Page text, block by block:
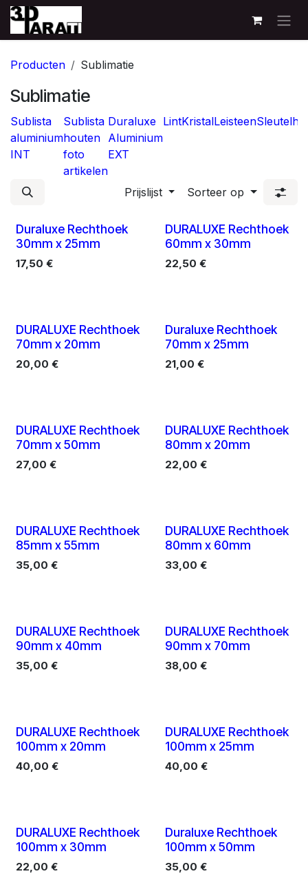
Overslaan naar inhoud
Producten Sublimatie
Sublimatie
Sublista
aluminium
INT
Sublista
houten
foto
artikelen
Duraluxe
Aluminium
EXT
LintKristalLeisteen
Prijslijst Sorteer op
10 X
Duraluxe Rechthoek
30mm x 25mm
17,50 €
10 X
DURALUXE Rechthoek
60mm x 30mm
22,50 €
10 X
DURALUXE Rechthoek
70mm x 20mm
20,00 €
10 X
Duraluxe Rechthoek
70mm x 25mm
21,00 €
10 X
DURALUXE Rechthoek
70mm x 50mm
27,00 €
10 X
DURALUXE Rechthoek
80mm x 20mm
22,00 €
10 X
DURALUXE Rechthoek
85mm x 55mm
35,00 €
10 X
DURALUXE Rechthoek
80mm x 60mm
33,00 €
10 X
DURALUXE Rechthoek
90mm x 40mm
35,00 €
10 X
DURALUXE Rechthoek
90mm x 70mm
38,00 €
10 X
DURALUXE Rechthoek
100mm x 20mm
40,00 €
10 X
DURALUXE Rechthoek
100mm x 25mm
40,00 €
10 X
DURALUXE Rechthoek
100mm x 30mm
22,00 €
10 X
Duraluxe Rechthoek
100mm x 50mm
35,00 €